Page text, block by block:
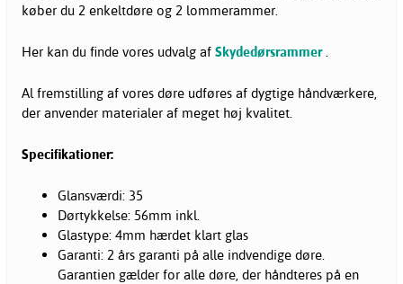
køber du 2 enkeltdøre og 2 lommerammer.
Her kan du finde vores udvalg af Skydedørsrammer.
Al fremstilling af vores døre udføres af dygtige håndværkere,
der anvender materialer af meget høj kvalitet.
Specifikationer:
Glansværdi: 35
Dørtykkelse: 56mm inkl.
Glastype: 4mm hærdet klart glas
Garanti: 2 års garanti på alle indvendige døre.
Garantien gælder for alle døre, der håndteres på en